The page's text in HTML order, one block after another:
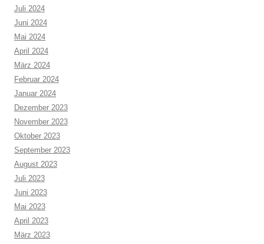
Juli 2024
Juni 2024
Mai 2024
April 2024
März 2024
Februar 2024
Januar 2024
Dezember 2023
November 2023
Oktober 2023
September 2023
August 2023
Juli 2023
Juni 2023
Mai 2023
April 2023
März 2023